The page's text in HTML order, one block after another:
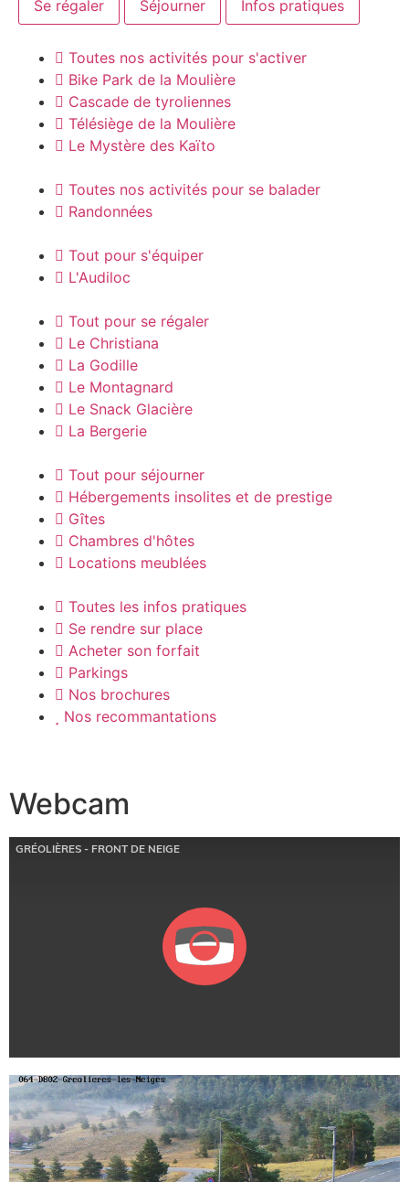
Se régaler Séjourner Infos pratiques
Toutes nos activités pour s'activer
Bike Park de la Moulière
Cascade de tyroliennes
Télésiège de la Moulière
Le Mystère des Kaïto
Toutes nos activités pour se balader
Randonnées
Tout pour s'équiper
L'Audiloc
Tout pour se régaler
Le Christiana
La Godille
Le Montagnard
Le Snack Glacière
La Bergerie
Tout pour séjourner
Hébergements insolites et de prestige
Gîtes
Chambres d'hôtes
Locations meublées
Toutes les infos pratiques
Se rendre sur place
Acheter son forfait
Parkings
Nos brochures
Nos recommantations
Webcam